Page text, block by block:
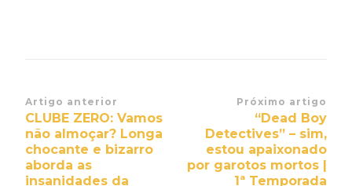
Navegação
de
post
Artigo anterior
CLUBE ZERO: Vamos
não almoçar? Longa
chocante e bizarro
aborda as
insanidades da
Próximo artigo
“Dead Boy
Detectives” – sim,
estou apaixonado
por garotos mortos |
1ª Temporada